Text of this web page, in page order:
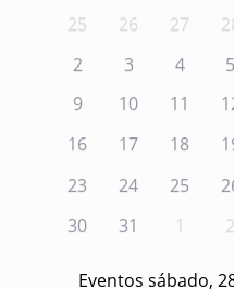
25 26 27
2
3 4 5
9
10 11
16
17 18
23
24 25
30
31 1 2
Eventos sábado,